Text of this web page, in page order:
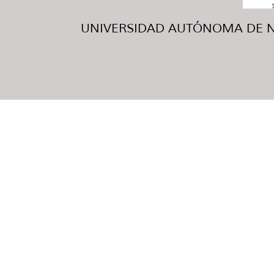
UNIVERSIDAD AUTÓNOMA DE